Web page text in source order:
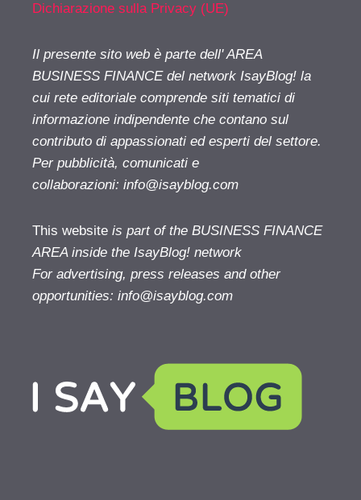
Dichiarazione sulla Privacy (UE)
Il presente sito web è parte dell' AREA
BUSINESS FINANCE del network IsayBlog! la
cui rete editoriale comprende siti tematici di
informazione indipendente che contano sul
contributo di appassionati ed esperti del settore.
Per pubblicità, comunicati e
collaborazioni: info@isayblog.com
This website is part of the BUSINESS FINANCE
AREA inside the IsayBlog! network
For advertising, press releases and other
opportunities: info@isayblog.com